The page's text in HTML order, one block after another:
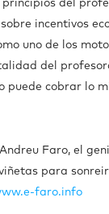
principios del
incentivos
uno de los
del
puede cobrar lo
Faro, el
para
faro.info